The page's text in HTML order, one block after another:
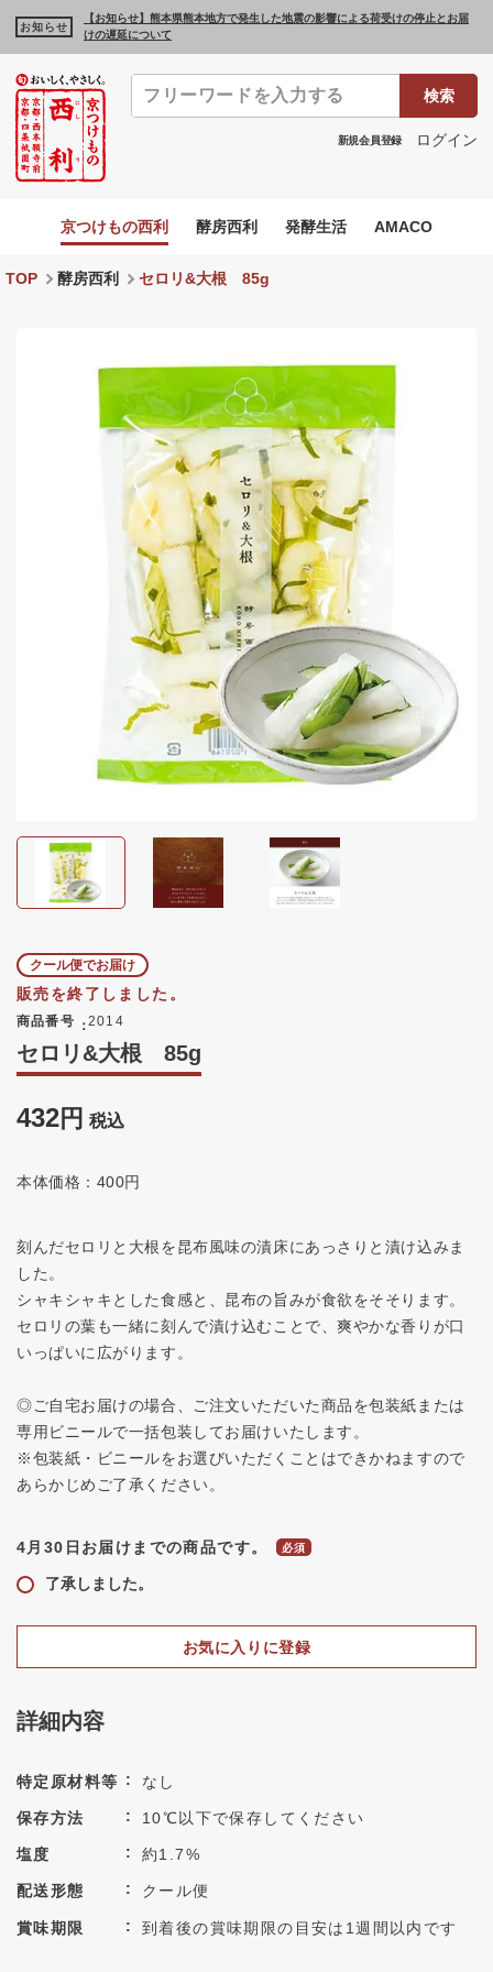
お知らせ
【お知らせ】熊本県熊本地方で発生した地震の影響による荷受けの停止とお届
けの遅延について
検索
新規会員登録 ログイン
京つけもの西利 酵房西利 発酵生活 AMACO
TOP 酵房西利 セロリ&大根 85g
クール便でお届け
販売を終了しました。
商品番号 2014
セロリ&大根 85g
432 税込
本体価格：400円
刻んだセロリと大根を昆布風味の漬床にあっさりと漬け込みま
した。
シャキシャキとした食感と、昆布の旨みが食欲をそそります。
セロリの葉も一緒に刻んで漬け込むことで、爽やかな香りが口
いっぱいに広がります。
◎ご自宅お届けの場合、ご注文いただいた商品を包装紙または
専用ビニールで一括包装してお届けいたします。
※包装紙・ビニールをお選びいただくことはできかねますので
あらかじめご了承ください。
4月30日お届けまでの商品です。
了承しました。
お気に入りに登録
詳細内容
特定原材料等 なし
保存方法 10℃以下で保存してください
塩度 約1.7%
配送形態 クール便
賞味期限 到着後の賞味期限の目安は1週間以内です